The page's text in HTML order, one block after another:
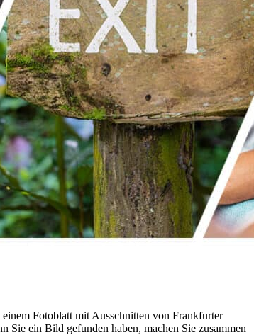
Fotoblatt mit Ausschnitten von Frankfurter
Sie ein Bild gefunden haben, machen Sie zusammen